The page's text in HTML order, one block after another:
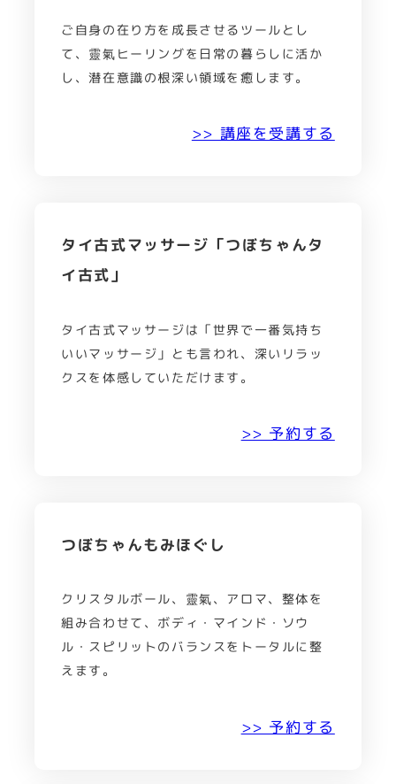
ご自身の在り方を成長させるツールとし
て、靈氣ヒーリングを日常の暮らしに活か
し、潜在意識の根深い領域を癒します。
>> 講座を受講する
タイ古式マッサージ「つぼちゃんタ
イ古式」
タイ古式マッサージは「世界で一番気持ち
いいマッサージ」とも言われ、深いリラッ
クスを体感していただけます。
>> 予約する
つぼちゃんもみほぐし
クリスタルボール、靈氣、アロマ、整体を
組み合わせて、ボディ・マインド・ソウ
ル・スピリットのバランスをトータルに整
えます。
>> 予約する